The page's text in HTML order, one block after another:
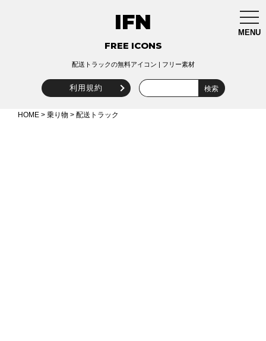
MENU
IFN
FREE ICONS
配送トラックの無料アイコン | フリー素材
利用規約
HOME > 乗り物 > 配送トラック